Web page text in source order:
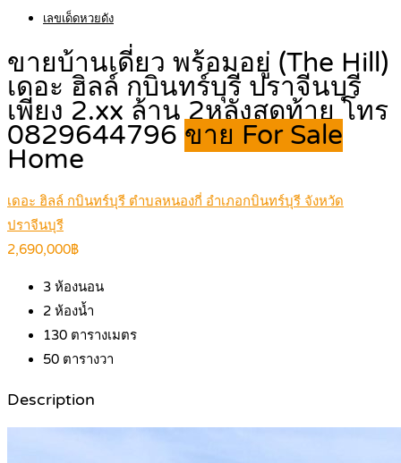
เลขเด็ดหวยดัง
ขายบ้านเดี่ยว พร้อมอยู่ (The Hill)
เดอะ ฮิลล์ กบินทร์บุรี ปราจีนบุรี
เพียง 2.xx ล้าน 2หลังสุดท้าย โทร
0829644796 ขาย For Sale
Home
เดอะ ฮิลล์ กบินทร์บุรี ตำบลหนองกี่ อำเภอกบินทร์บุรี จังหวัด
ปราจีนบุรี
2,690,000฿
3 ห้องนอน
2 ห้องน้ำ
130 ตารางเมตร
50 ตารางวา
Description